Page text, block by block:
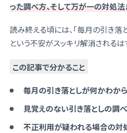
った調べ方、そして万が一の対処
読み終える頃には、「毎月の引き
という不安がスッキリ解消されるは
この記事で分かること
毎月の引き落としが何かわか
見覚えのない引き落としの調
不正利用が疑われる場合の対